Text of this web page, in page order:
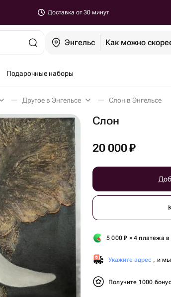
Доставка от 30 минут
Энгельс Как можно
Подарочные наборы
Другое в Энгельсе Слон в Энгельсе
Слон
20 000₽
5 000₽ × 4 платежа
Укажите адрес , и мы
Получите 1000